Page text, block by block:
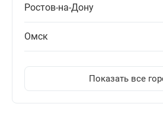
Ростов-на-Дону
Омск
Показать все